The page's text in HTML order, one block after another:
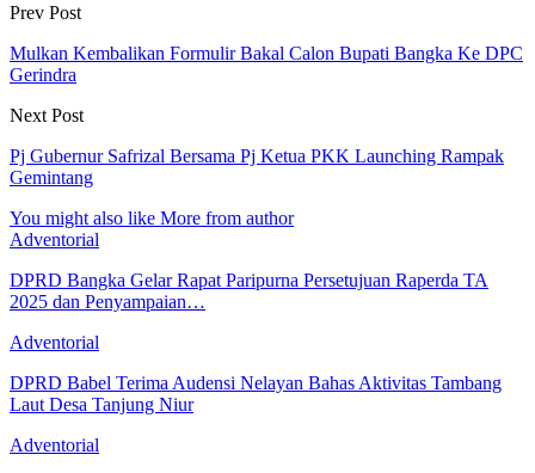
Prev Post
Mulkan Kembalikan Formulir Bakal Calon Bupati Bangka Ke DPC
Gerindra
Next Post
Pj Gubernur Safrizal Bersama Pj Ketua PKK Launching Rampak
Gemintang
You might also like More from author
Adventorial
DPRD Bangka Gelar Rapat Paripurna Persetujuan Raperda TA
2025 dan Penyampaian…
Adventorial
DPRD Babel Terima Audensi Nelayan Bahas Aktivitas Tambang
Laut Desa Tanjung Niur
Adventorial